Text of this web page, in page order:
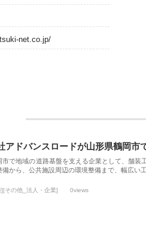
net.co.jp/
アドバンスロードが山形県鶴岡市
市で地域の道路基盤を支える企業として、舗
備から、公共施設周辺の環境整備まで、幅広い
その他_法人・企業] 0views